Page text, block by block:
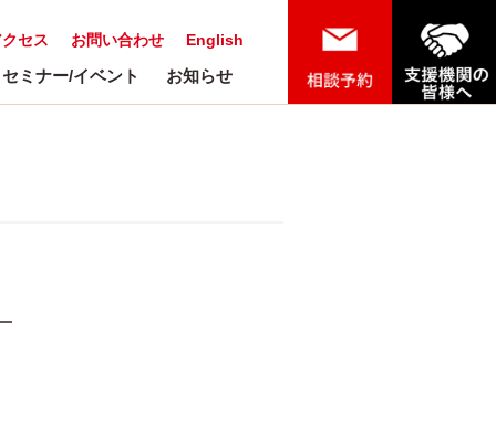
English
お問い合わせ
セス
セミナー/イベント お知らせ